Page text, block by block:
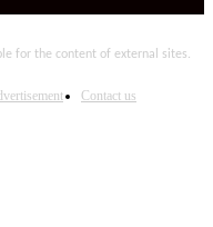
for the content of external sites.
Contact us